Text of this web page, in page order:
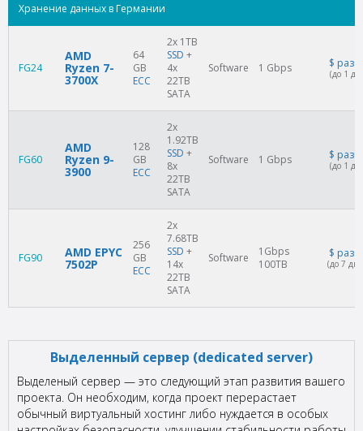
Хранение данных в Германии
FG24
AMD
Ryzen 7-
3700X
64
GB
ECC
2x 1TB
SSD +
4x
22TB
SATA
Software 1 Gbps $
(до 1
FG60
AMD
Ryzen 9-
3900
128
GB
ECC
2x
1.92TB
SSD +
8x
22TB
SATA
Software 1 Gbps $
(до 1
FG90 AMD EPYC
7502P
256
GB
ECC
2x
7.68TB
SSD +
14x
22TB
SATA
Software
1Gbps
100TB
$
(до 7
Выделенный сервер (dedicated server)
Выделеный сервер — это следующий этап развития вашего
проекта. Он необходим, когда проект перерастает
обычный виртуальный хостинг либо нуждается в особых